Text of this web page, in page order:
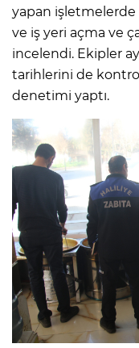
yapan işletmelerde
ve iş yeri açma ve
incelendi. Ekipler
tarihlerini de
denetimi yaptı.